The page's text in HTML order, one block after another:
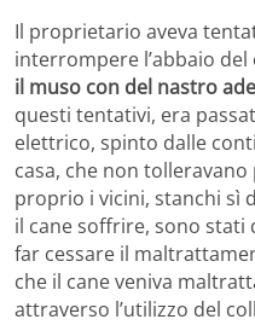
Il proprietario aveva
interrompere l’abbaio del
il muso con del nastro
questi tentativi, era
elettrico, spinto dalle
casa, che non tolleravano
proprio i vicini, stanchi sì
il cane soffrire, sono
far cessare il
che il cane veniva
attraverso l’utilizzo del